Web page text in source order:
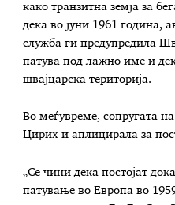
како транзитна земја за
дека во јуни 1961 година,
служба ги предупредила
патува под лажно име и
швајцарска територија.
Во меѓувреме, сопругата
Цирих и аплицирала за
„Се чини дека постојат
патување во Европа во